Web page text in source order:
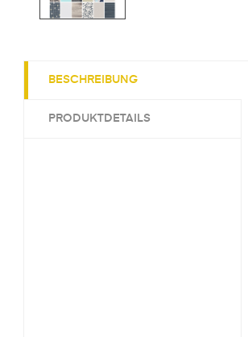
BESCHREIBUNG
PRODUKTDETAILS